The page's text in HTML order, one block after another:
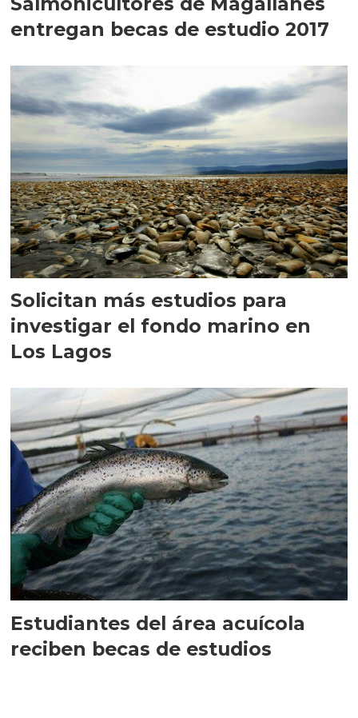
entregan becas de estudio 2017
Solicitan más estudios para
investigar el fondo marino en
Los Lagos
Estudiantes del área acuícola
reciben becas de estudios